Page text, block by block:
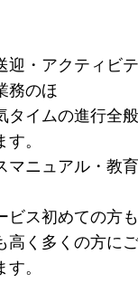
迎・アクティビ
務のほ
タイムの進行全
。
マニュアル・教
ビス初めての方
高く多くの方に
。